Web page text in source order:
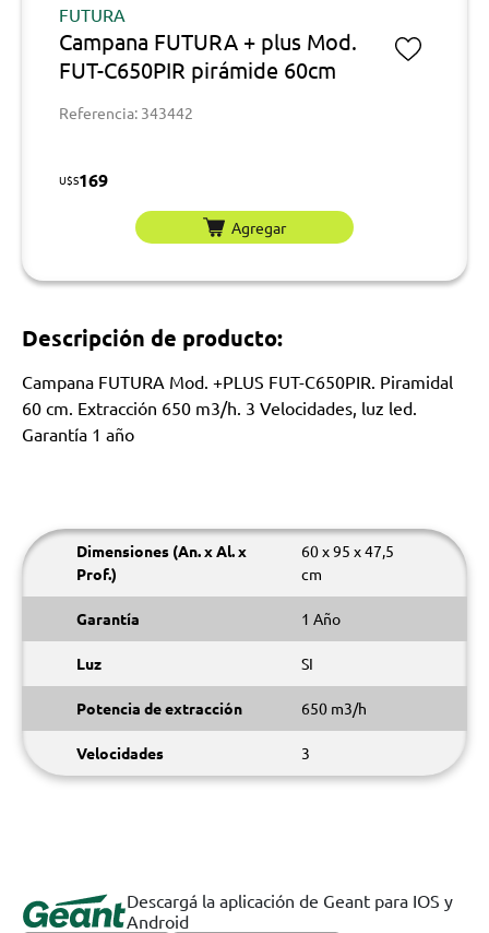
FUTURA
Campana FUTURA + plus Mod.
FUT-C650PIR pirámide 60cm
Referencia: 343442
U$S169
Agregar
Descripción de producto:
Campana FUTURA Mod. +PLUS FUT-C650PIR. Piramidal
60 cm. Extracción 650 m3/h. 3 Velocidades, luz led.
Garantía 1 año
Dimensiones (An. x Al. x
Prof.)
60 x 95 x 47,5
cm
Garantía 1 Año
Luz SI
Potencia de extracción 650 m3/h
Velocidades 3
Descargá la aplicación de Geant para IOS y
Android